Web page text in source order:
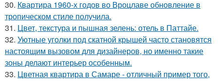
30. Квартира 1960-х годов во Вроцлаве обновление в
тропическом стиле получила.
31. Цвет, текстура и пышная зелень: отель в Паттайе.
32. Уютные уголки под скатной крышей часто становятся
настоящим вызовом для дизайнеров, но именно такие
зоны делают интерьер особенным.
33. Цветная квартира в Самаре - отличный пример того,